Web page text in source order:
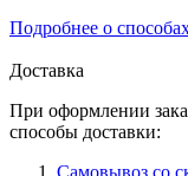
Подробнее о
Доставка
При оформлении
способы доставки: